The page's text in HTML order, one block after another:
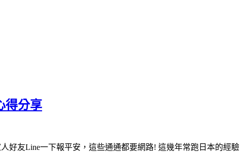
得分享
好友Line一下報平安，這些通通都要網路! 這幾年常跑日本的經驗